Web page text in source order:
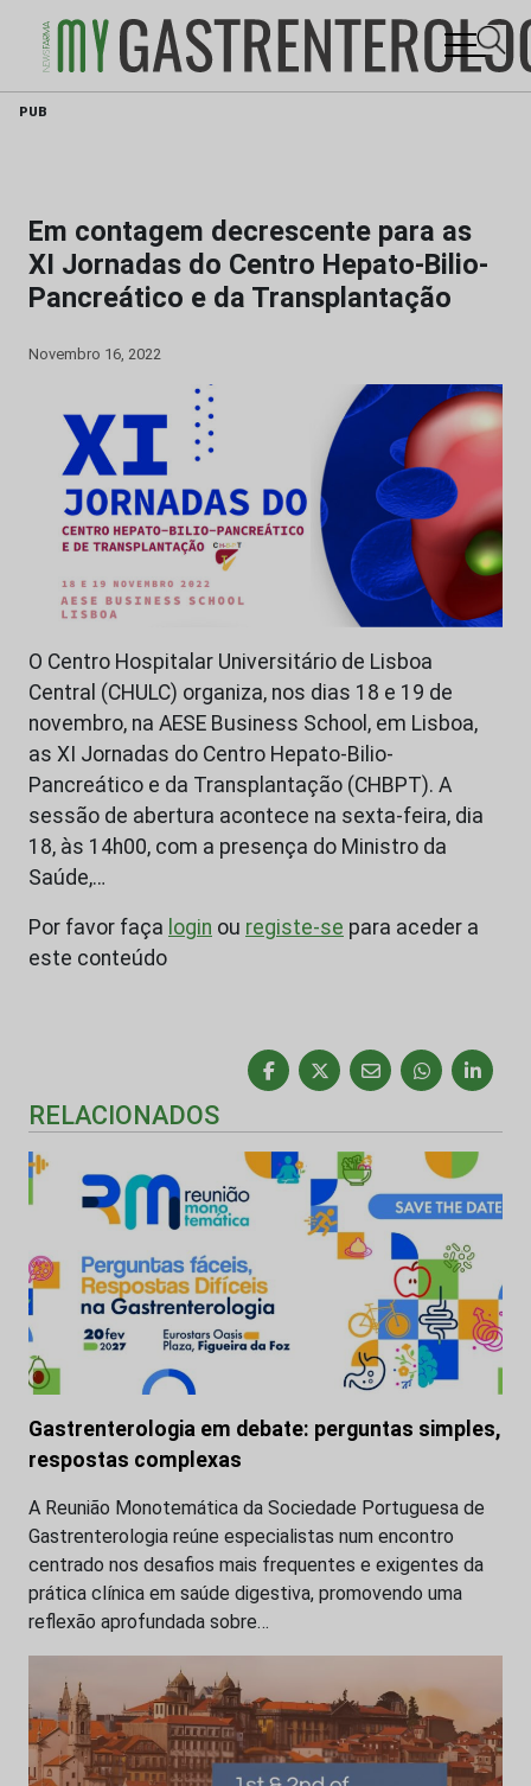
Skip
PUB
Em contagem decrescente para as
XI Jornadas do Centro Hepato-Bilio-
Pancreático e da Transplantação
Novembro 16, 2022
O Centro Hospitalar Universitário de Lisboa
Central (CHULC) organiza, nos dias 18 e 19 de
novembro, na AESE Business School, em Lisboa,
as XI Jornadas do Centro Hepato-Bilio-
Pancreático e da Transplantação (CHBPT). A
sessão de abertura acontece na sexta-feira, dia
18, às 14h00, com a presença do Ministro da
Saúde,…
Por favor faça login ou registe-se para aceder a
este conteúdo
RELACIONADOS
Gastrenterologia em debate: perguntas simples,
respostas complexas
A Reunião Monotemática da Sociedade Portuguesa de
Gastrenterologia reúne especialistas num encontro
centrado nos desafios mais frequentes e exigentes da
prática clínica em saúde digestiva, promovendo uma
reflexão aprofundada sobre…